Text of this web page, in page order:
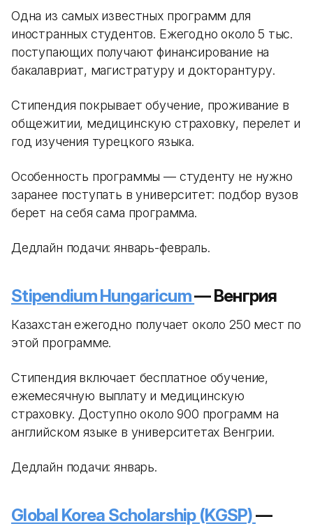
Одна из самых известных программ для
иностранных студентов. Ежегодно около 5 тыс.
поступающих получают финансирование на
бакалавриат, магистратуру и докторантуру.
Стипендия покрывает обучение, проживание в
общежитии, медицинскую страховку, перелет и
год изучения турецкого языка.
Особенность программы — студенту не нужно
заранее поступать в университет: подбор вузов
берет на себя сама программа.
Дедлайн подачи: январь-февраль.
Stipendium Hungaricum— Венгрия
Казахстан ежегодно получает около 250 мест по
этой программе.
Стипендия включает бесплатное обучение,
ежемесячную выплату и медицинскую
страховку. Доступно около 900 программ на
английском языке в университетах Венгрии.
Дедлайн подачи: январь.
Global Korea Scholarship (KGSP)—